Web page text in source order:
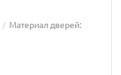
Материал дверей: